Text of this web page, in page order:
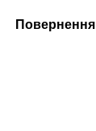
Повернення